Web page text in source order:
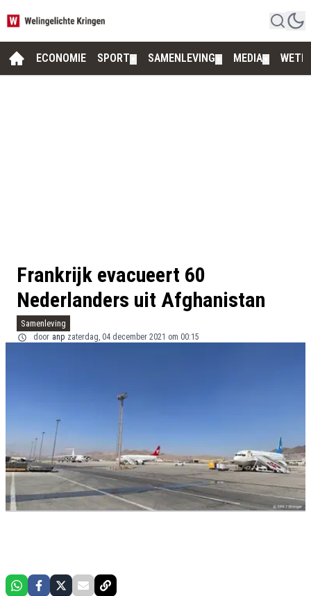
ECONOMIE SPORT SAMENLEVING MEDIA
Frankrijk evacueert 60
Nederlanders uit Afghanistan
Samenleving
door anp zaterdag, 04 december 2021 om 00:15